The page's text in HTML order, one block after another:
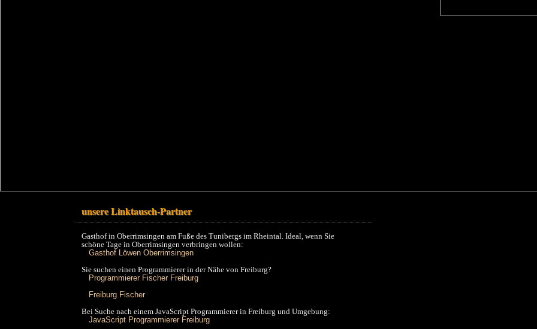
unsere Linktausch-Partner
Gasthof in Oberrimsingen am Fuße des Tunibergs im Rheintal. Ideal, wenn Sie
schöne Tage in Oberrimsingen verbringen wollen:
Gasthof Löwen Oberrimsingen
Sie suchen einen Programmierer in der Nähe von Freiburg?
Programmierer Fischer Freiburg
Freiburg Fischer
Bei Suche nach einem JavaScript Programmierer in Freiburg und Umgebung:
JavaScript Programmierer Freiburg